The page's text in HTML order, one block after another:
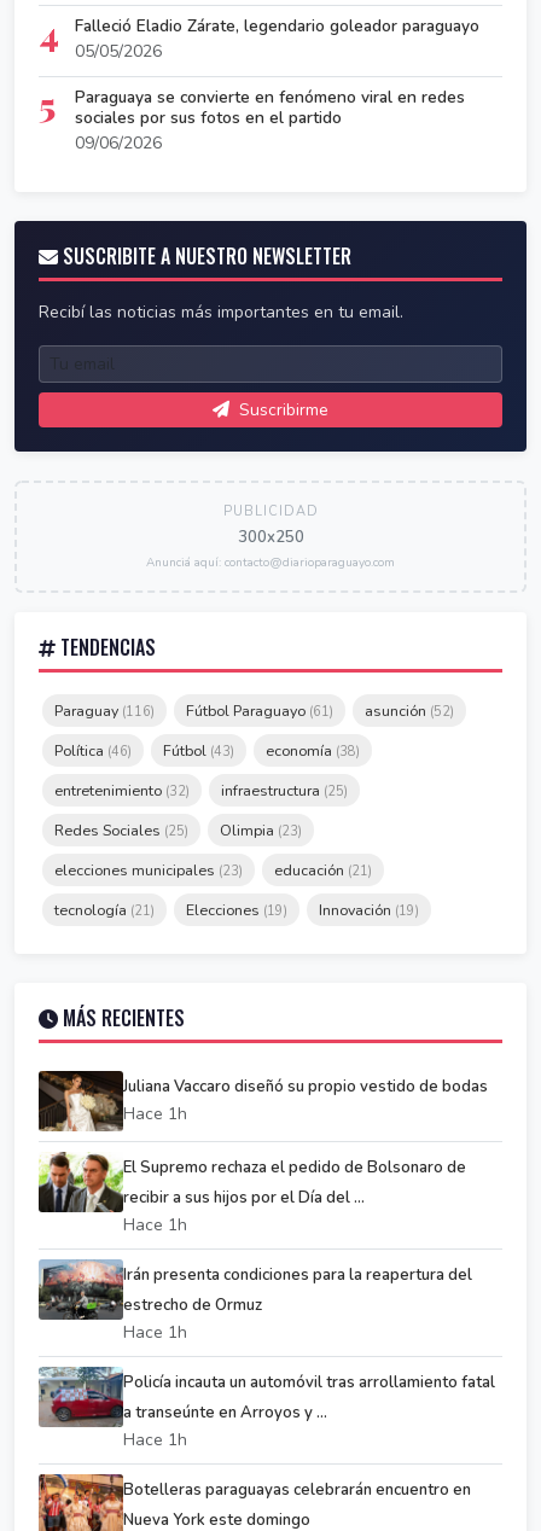
4
Falleció Eladio Zárate, legendario goleador paraguayo
05/05/2026
5
Paraguaya se convierte en fenómeno viral en redes
sociales por sus fotos en el partido
09/06/2026
SUSCRIBITE A NUESTRO NEWSLETTER
Recibí las noticias más importantes en tu email.
Suscribirme
PUBLICIDAD
300x250
Anunciá aquí: contacto@diarioparaguayo.com
TENDENCIAS
Paraguay (116) Fútbol Paraguayo (61) asunción (52)
Política (46) Fútbol (43) economía (38)
entretenimiento (32) infraestructura (25)
Redes Sociales (25) Olimpia (23)
elecciones municipales (23) educación (21)
tecnología (21) Elecciones (19) Innovación (19)
MÁS RECIENTES
Juliana Vaccaro diseñó su propio vestido de bodas
Hace 1h
El Supremo rechaza el pedido de Bolsonaro de
recibir a sus hijos por el Día del ...
Hace 1h
Irán presenta condiciones para la reapertura del
estrecho de Ormuz
Hace 1h
Policía incauta un automóvil tras arrollamiento fatal
a transeúnte en Arroyos y ...
Hace 1h
Botelleras paraguayas celebrarán encuentro en
Nueva York este domingo